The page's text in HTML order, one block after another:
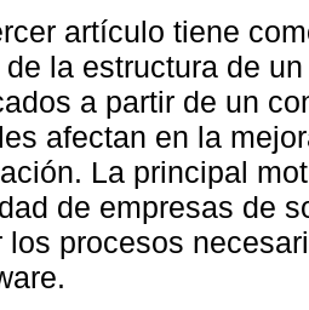
artículo tiene
la estructura de
a partir de un
afectan en la
La principal
de empresas de
los procesos